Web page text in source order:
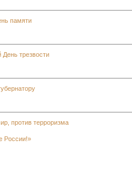
памяти
День трезвости
против терроризма
России!»